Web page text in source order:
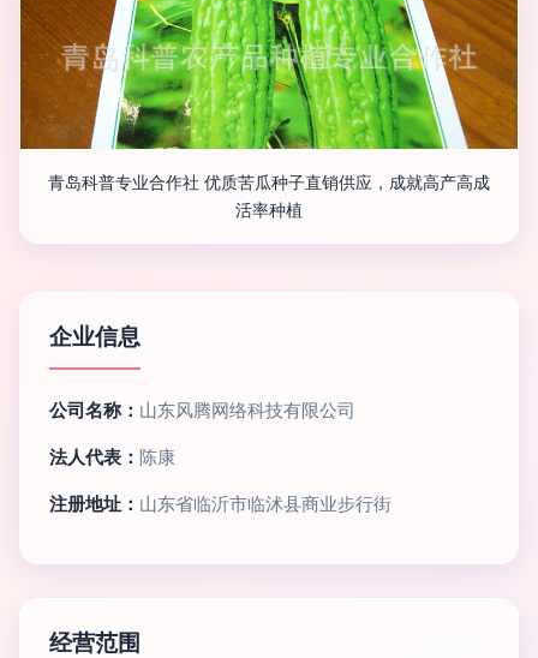
青岛科普专业合作社 优质苦瓜种子直销供应，成就高产高成
活率种植
企业信息
公司名称： 山东风腾网络科技有限公司
法人代表： 陈康
注册地址： 山东省临沂市临沭县商业步行街
经营范围